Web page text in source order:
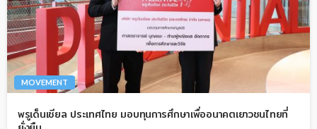
MOVEMENT
พรูเด็นเชียล ประเทศไทย มอบทุนการศึกษาเพื่ออนาคตเยาวชนไทยที่